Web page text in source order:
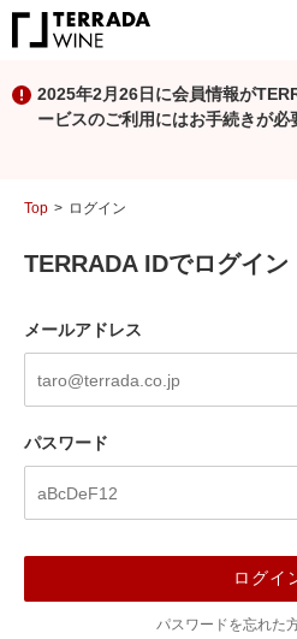
2025年2月26日に会員情報が
ービスのご利用にはお手続きが必
Top ログイン
TERRADA IDでログイン
メールアドレス
パスワード
ログイ
パスワードを忘れた